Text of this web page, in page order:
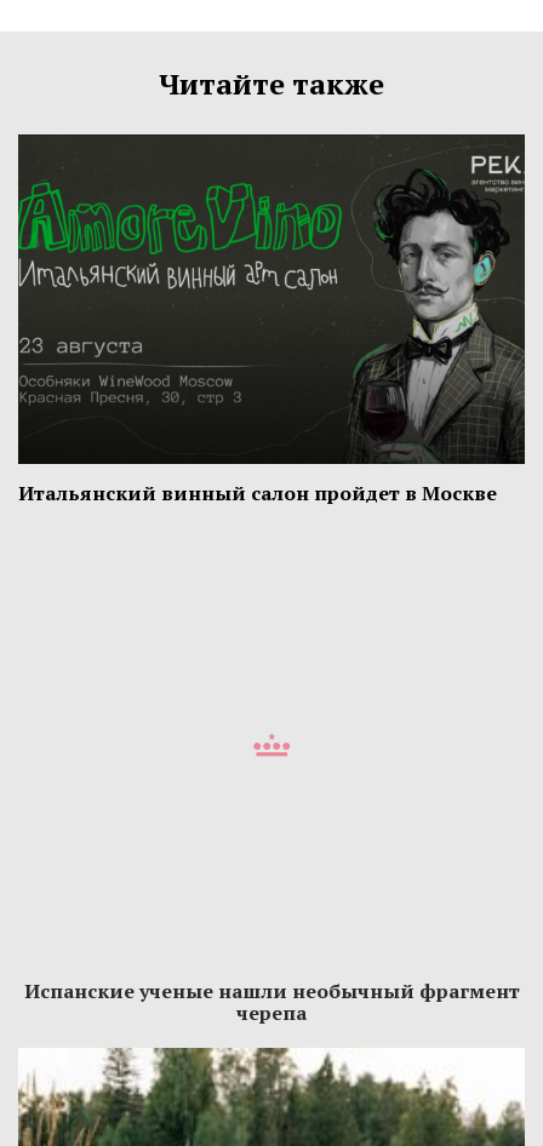
Читайте также
Итальянский винный салон пройдет в Москве
Испанские ученые нашли необычный фрагмент
черепа